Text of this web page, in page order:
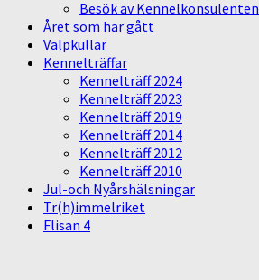
Besök av Kennelkonsulenten
Året som har gått
Valpkullar
Kennelträffar
Kennelträff 2024
Kennelträff 2023
Kennelträff 2019
Kennelträff 2014
Kennelträff 2012
Kennelträff 2010
Jul-och Nyårshälsningar
Tr(h)immelriket
Flisan 4